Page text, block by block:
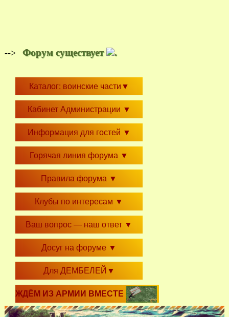
--> Форум существует .
Каталог: воинские части ▼
Кабинет Администрации ▼
Информация для гостей ▼
Горячая линия форума ▼
Правила форума ▼
Клубы по интересам ▼
Ваш вопрос — наш ответ ▼
Досуг на форуме ▼
Для ДЕМБЕЛЕЙ ▼
ЖДЁМ ИЗ АРМИИ ВМЕСТЕ